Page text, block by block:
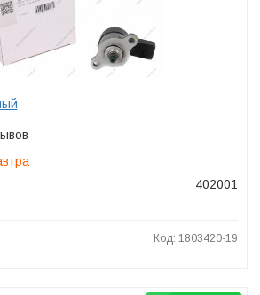
402001
Код: 1803420-19